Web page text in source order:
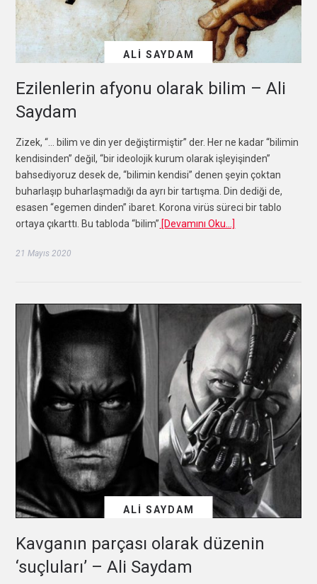
ALI SAYDAM
Ezilenlerin afyonu olarak bilim – Ali
Saydam
Zizek, “… bilim ve din yer değiştirmiştir” der. Her ne kadar “bilimin
kendisinden” değil, “bir ideolojik kurum olarak işleyişinden”
bahsediyoruz desek de, “bilimin kendisi” denen şeyin çoktan
buharlaşıp buharlaşmadığı da ayrı bir tartışma. Din dediği de,
esasen “egemen dinden” ibaret. Korona virüs süreci bir tablo
ortaya çıkarttı. Bu tabloda “bilim” [Devamını Oku…]
21 Mayıs 2020
ALI SAYDAM
Kavganın parçası olarak düzenin
‘suçluları’ – Ali Saydam